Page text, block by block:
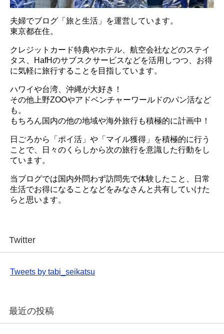
夫婦でブログ「旅と生活」を運営しています。
東京都在住。
クレジットカード特典やホテル、航空会社などのステイ
タス、HafHのサブスクサービスなどを活用しつつ、お得
に気軽に旅行することを目指しています。
ハワイや台湾、沖縄が大好き！
その他上野ZOOやアドベンチャーワールドのパン活など
も。
もちろん国内の他の地域や海外旅行も積極的に計画中！
日ごろから「ポイ活」や「マイル獲得」を積極的に行う
ことで、日々のくらしから次の旅行を意識した行動をし
ています。
当ブログでは国内外問わず訪問先で体験したこと、日常
生活でお得になることなどをみなさんと共有していけた
らと思います。
Twitter
Tweets by tabi_seikatsu
最近の投稿